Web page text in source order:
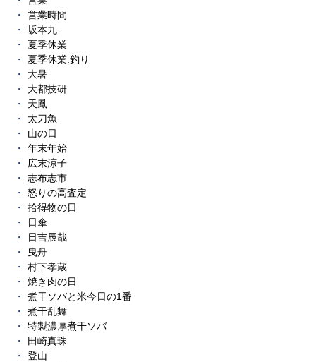
営業時間
坂本九
夏季休業
夏季休業.釣り
大暑
大都技研
天鳳
太刀魚
山の日
年末年始
広末涼子
志布志市
怒りの高査定
拾得物の日
日傘
日吉辰哉
曳舟
村下孝蔵
焼き肉の日
煮干ソバと米今日の1番
煮干乱舞
特製濃厚煮干ソバ
田崎真珠
登山